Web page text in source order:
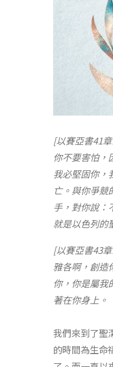
[以賽亞書41
你不要害怕
我必堅固你，
亡。與你爭
手，對你說：
就是以色列的
[以賽亞書43
雅各啊，創造
你，你是屬我
著在你身上。
我們來到了聖
的時間為生命